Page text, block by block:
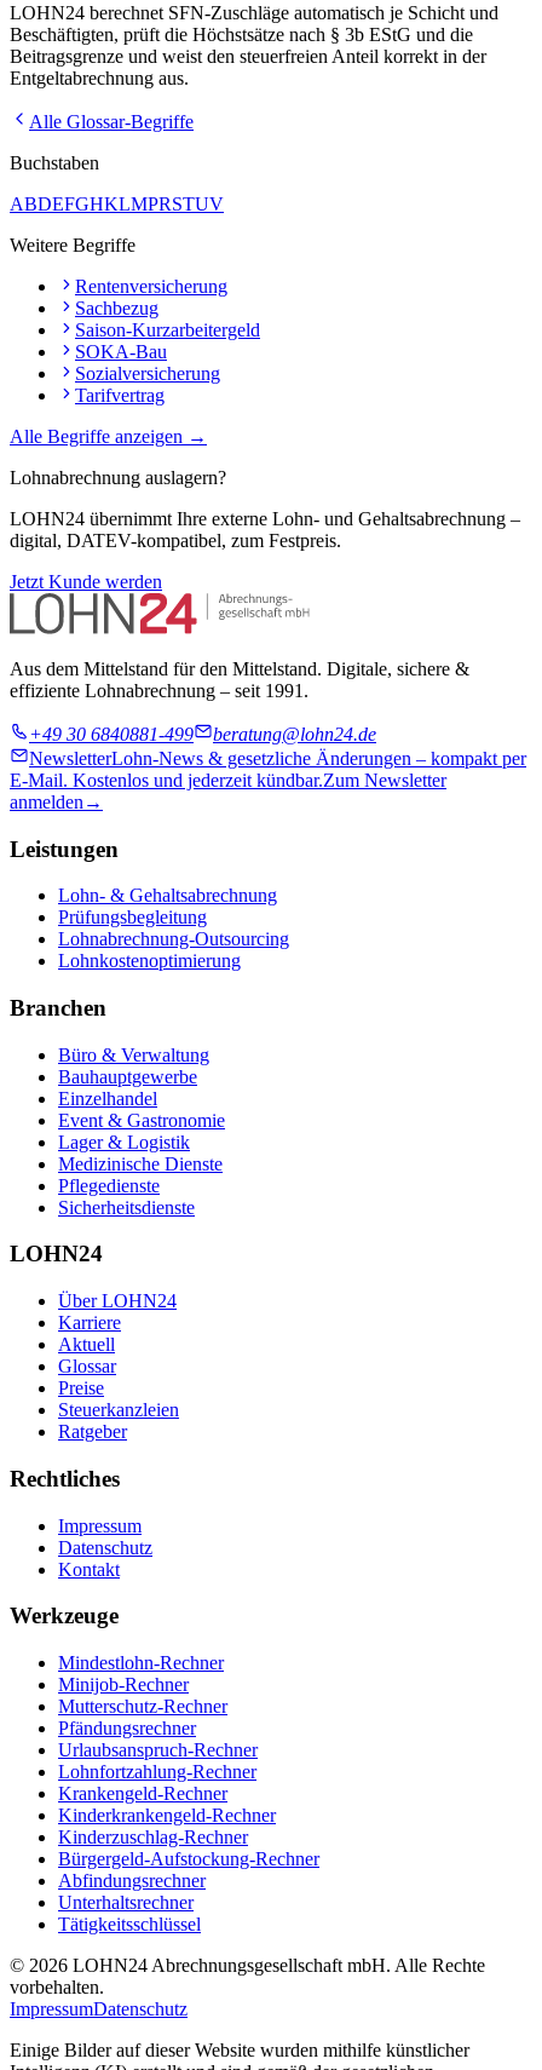
LOHN24 berechnet SFN-Zuschläge automatisch je Schicht und
Beschäftigten, prüft die Höchstsätze nach § 3b EStG und die
Beitragsgrenze und weist den steuerfreien Anteil korrekt in der
Entgeltabrechnung aus.
Alle Glossar-Begriffe
Buchstaben
ABDEFGHKLMPRSTUV
Weitere Begriffe
Rentenversicherung
Sachbezug
Saison-Kurzarbeitergeld
SOKA-Bau
Sozialversicherung
Tarifvertrag
Alle Begriffe anzeigen →
Lohnabrechnung auslagern?
LOHN24 übernimmt Ihre externe Lohn- und Gehaltsabrechnung –
digital, DATEV-kompatibel, zum Festpreis.
Jetzt Kunde werden
Aus dem Mittelstand für den Mittelstand. Digitale, sichere &
effiziente Lohnabrechnung – seit 1991.
+49 30 6840881-499
beratung@lohn24.de
NewsletterLohn-News & gesetzliche Änderungen – kompakt per
E-Mail. Kostenlos und jederzeit kündbar.Zum Newsletter
anmelden →
Leistungen
Lohn- & Gehaltsabrechnung
Prüfungsbegleitung
Lohnabrechnung-Outsourcing
Lohnkostenoptimierung
Branchen
Büro & Verwaltung
Bauhauptgewerbe
Einzelhandel
Event & Gastronomie
Lager & Logistik
Medizinische Dienste
Pflegedienste
Sicherheitsdienste
LOHN24
Über LOHN24
Karriere
Aktuell
Glossar
Preise
Steuerkanzleien
Ratgeber
Rechtliches
Impressum
Datenschutz
Kontakt
Werkzeuge
Mindestlohn-Rechner
Minijob-Rechner
Mutterschutz-Rechner
Pfändungsrechner
Urlaubsanspruch-Rechner
Lohnfortzahlung-Rechner
Krankengeld-Rechner
Kinderkrankengeld-Rechner
Kinderzuschlag-Rechner
Bürgergeld-Aufstockung-Rechner
Abfindungsrechner
Unterhaltsrechner
Tätigkeitsschlüssel
© 2026 LOHN24 Abrechnungsgesellschaft mbH. Alle Rechte
vorbehalten.
ImpressumDatenschutz
Einige Bilder auf dieser Website wurden mithilfe künstlicher